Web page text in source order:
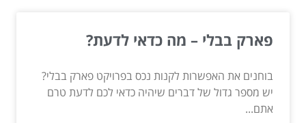
פארק בבלי – מה כדאי לדעת?
בוחנים את האפשרות לקנות נכס בפרויקט פארק בבלי?
יש מספר גדול של דברים שיהיה כדאי לכם לדעת טרם
אתם...